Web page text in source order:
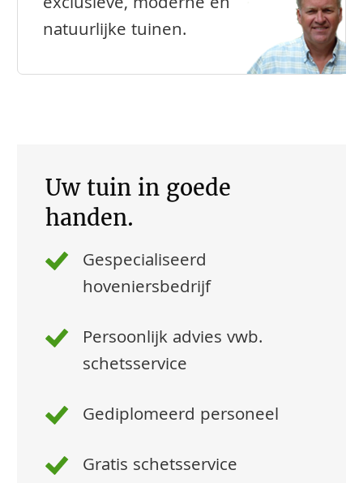
natuurlijke tuinen.
Uw tuin in goede
handen.
Gespecialiseerd
hoveniersbedrijf
Persoonlijk advies vwb.
schetsservice
Gediplomeerd personeel
Gratis schetsservice